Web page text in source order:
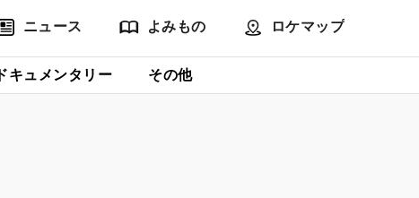
ニュース よみもの ロケマップ
キュメンタリー その他